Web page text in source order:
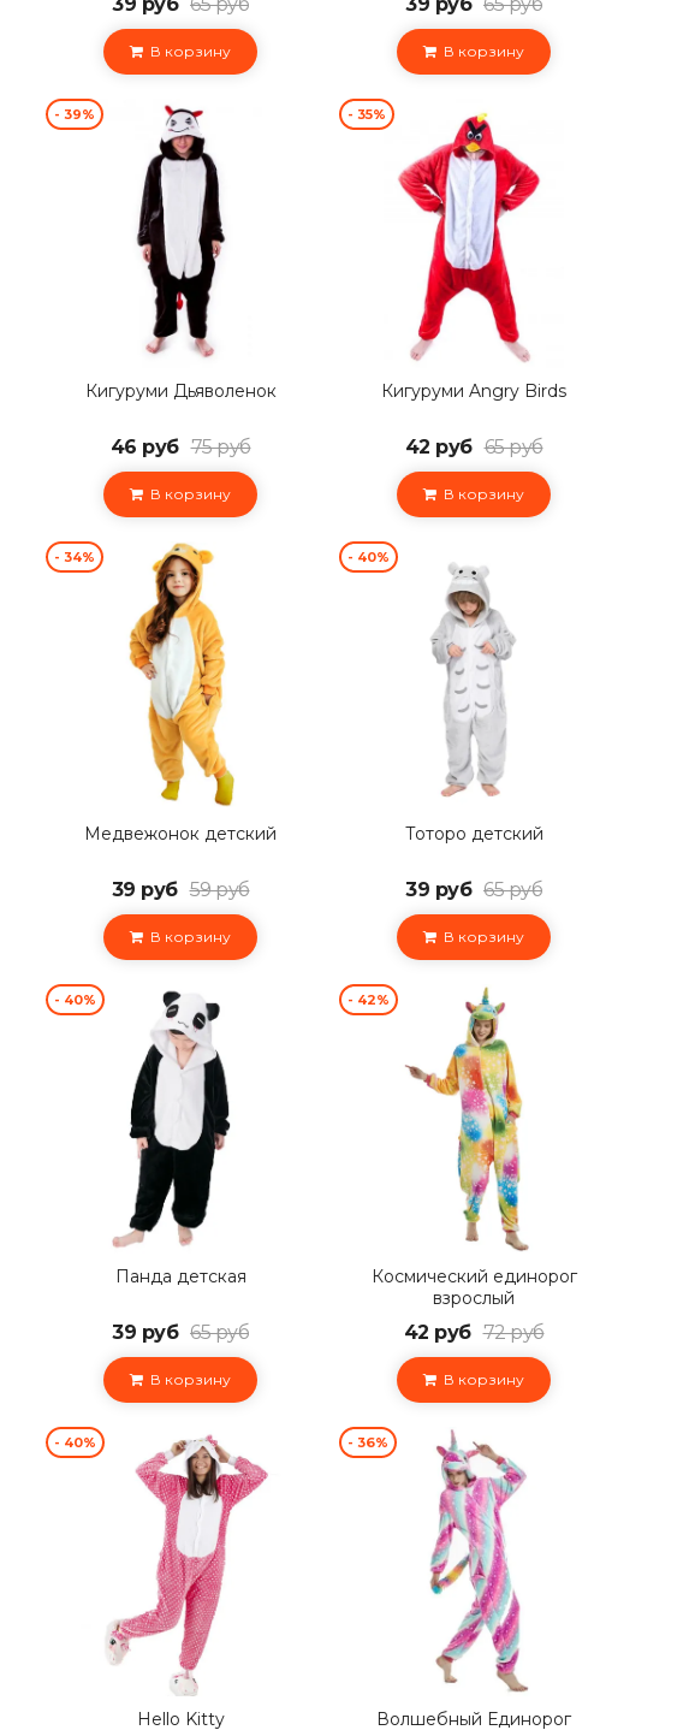
В корзину В корзину
- 39%
Кигуруми Дьяволенок
46 руб 75 руб
В корзину
- 35%
Кигуруми Angry Birds
42 руб 65 руб
В корзину
- 34%
Медвежонок детский
39 руб 59 руб
В корзину
- 40%
Тоторо детский
39 руб 65 руб
В корзину
- 40%
Панда детская
39 руб 65 руб
В корзину
- 42%
Космический единорог
взрослый
42 руб 72 руб
В корзину
- 40%
Hello Kitty
- 36%
Волшебный Единорог